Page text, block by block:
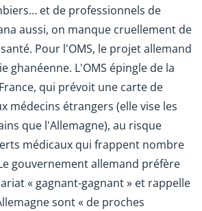
et de professionnels de
aussi, on manque cruellement de
Pour l'OMS, le projet allemand
ghanéenne. L'OMS épingle de la
qui prévoit une carte de
médecins étrangers (elle vise les
que l'Allemagne), au risque
médicaux qui frappent nombre
gouvernement allemand préfère
« gagnant-gagnant » et rappelle
sont « de proches